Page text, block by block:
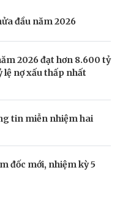
đầu năm 2026
2026 đạt hơn 8.600 tỷ
lệ nợ xấu thấp nhất
tin miễn nhiệm hai
đốc mới, nhiệm kỳ 5